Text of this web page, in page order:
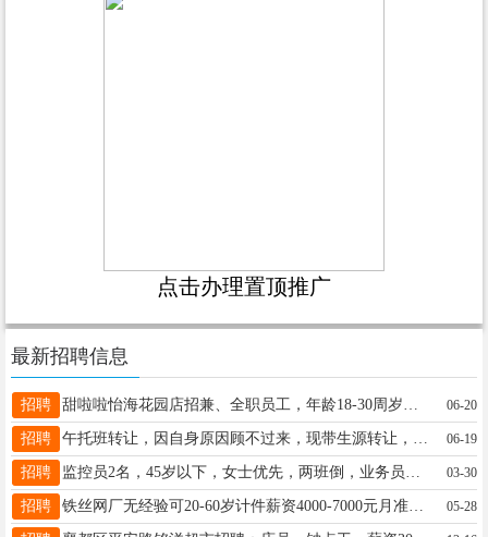
点击办理置顶推广
最新招聘信息
招聘 06-20
招聘 06-19
招聘 03-30
招聘 铁丝网厂无经验可20-60岁计件薪资4000-7000元月准时发薪时间自由包午饭可住宿地址城界村15103399987 05-28